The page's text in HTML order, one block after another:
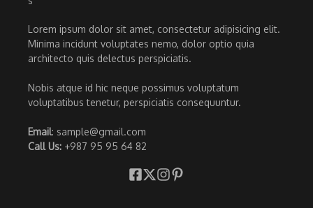
Lorem ipsum dolor sit amet, consectetur adipisicing elit.
Minima incidunt voluptates nemo, dolor optio quia
architecto quis delectus perspiciatis.
Nobis atque id hic neque possimus voluptatum
voluptatibus tenetur, perspiciatis consequuntur.
Email: sample@gmail.com
Call Us: +987 95 95 64 82